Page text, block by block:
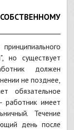
но существует
должен
не позднее,
обязательное
имеет
Течение
день после